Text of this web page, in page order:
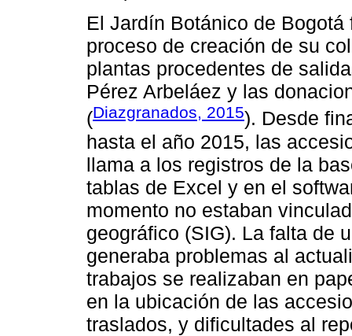
El Jardín Botánico de
proceso de creación de su
plantas procedentes de
Pérez Arbeláez y las
(Diazgranados, 2015). Desde
hasta el año 2015, las
llama a los registros de la
tablas de Excel y en el
momento no estaban
geográfico (SIG). La falta de
generaba problemas al
trabajos se realizaban en
en la ubicación de las
traslados, y dificultades al